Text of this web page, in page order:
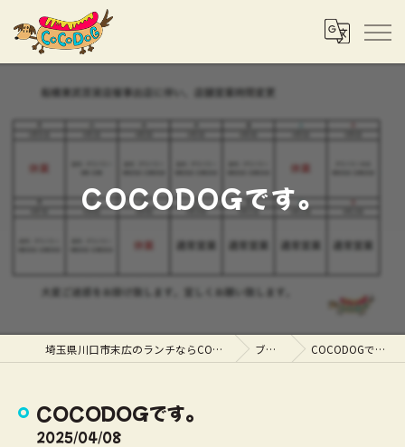
COCODOGです。
埼玉県川口市末広のランチならCOCODOG ブログ COCODOGです。
COCODOGです。
2025/04/08